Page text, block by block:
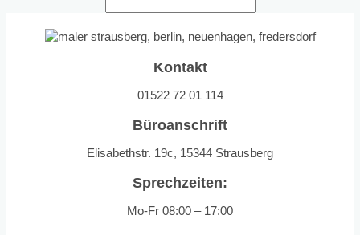
Kontakt
01522 72 01 114
Büroanschrift
Elisabethstr. 19c, 15344 Strausberg
Sprechzeiten:
Mo-Fr 08:00 – 17:00